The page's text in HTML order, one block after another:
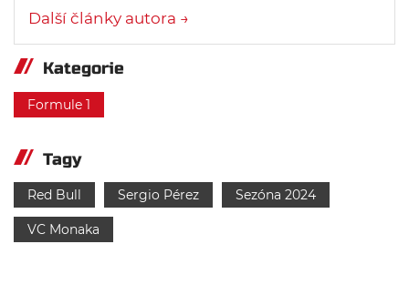
Další články autora →
Kategorie
Formule 1
Tagy
Red Bull Sergio Pérez Sezóna 2024
VC Monaka